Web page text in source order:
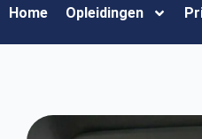
Home Opleidingen